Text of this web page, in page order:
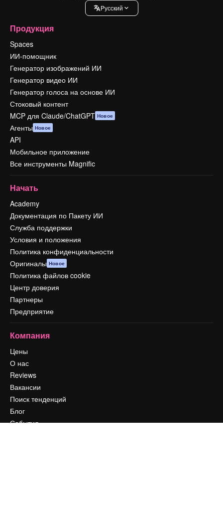
Pусский
Продукция
Spaces
ИИ-помощник
Генератор изображений ИИ
Генератор видео ИИ
Генератор голоса на основе ИИ
Стоковый контент
MCP для Claude/ChatGPT Новое
Агенты Новое
API
Мобильное приложение
Все инструменты Magnific
Начать
Academy
Документация по Пакету ИИ
Служба поддержки
Условия и положения
Политика конфиденциальности
Оригиналы Новое
Политика файлов cookie
Центр доверия
Партнеры
Предприятие
Компания
Цены
О нас
Reviews
Вакансии
Поиск тенденций
Блог
События